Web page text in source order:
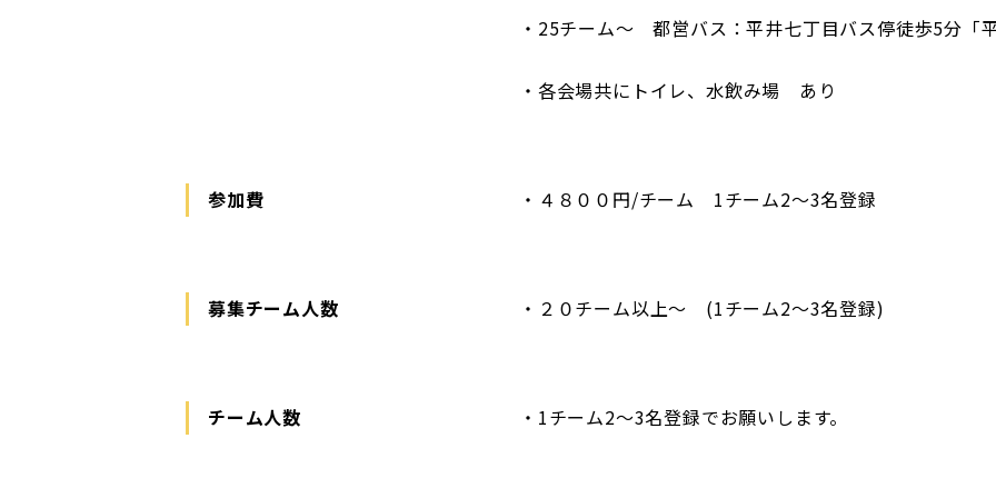
・25チーム～ 都営バス：平井七丁目バス停徒歩5分「
・各会場共にトイレ、水飲み場 あり
参加費 ・４８００円/チーム 1チーム2～3名登録
募集チーム人数 ・２０チーム以上～ (1チーム2～3名登録)
チーム人数 ・1チーム2～3名登録でお願いします。